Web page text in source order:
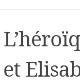
et